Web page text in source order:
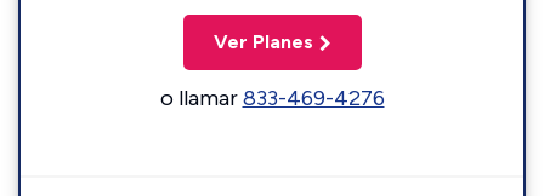
Ver Planes
o llamar833-469-4276